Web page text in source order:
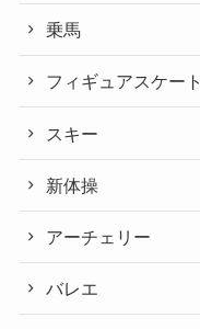
乗馬
フィギュアスケート
スキー
新体操
アーチェリー
バレエ